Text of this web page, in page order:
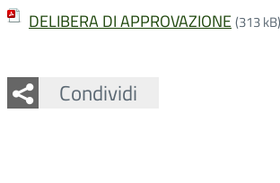
DELIBERA DI APPROVAZIONE(313 kB)
Condividi
Facebook
Twitter
Whatsapp